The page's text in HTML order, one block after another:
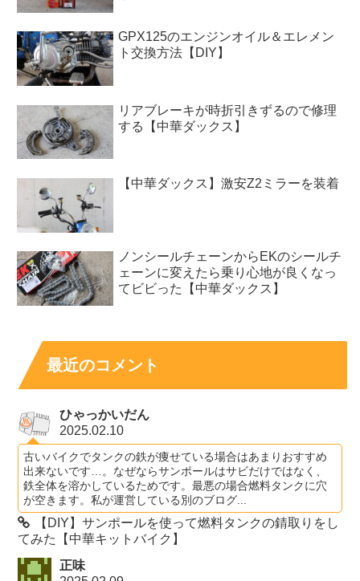
GPX125のエンジンオイル＆エレメン
ト交換方法【DIY】
リアブレーキが時折引きずるので修理
する【中華ダックス】
【中華ダックス】激安Z2ミラーを装着
ノンシールチェーンからEKのシールチ
ェーンに変えたら乗り心地が良くなっ
てビビった【中華ダックス】
最近のコメント
ひゃっかいだん
2025.02.10
古いバイクでタンクの鉄が痩せている場合はあまりおすすめ
出来ないです…。なぜならサンポールはサビだけではなく、
鉄全体を溶かしているためです。最悪の場合燃料タンクに穴
が空きます。私が運営している別のブログ...
【DIY】サンポールを使って燃料タンクの錆取りをし
てみた【中華キットバイク】
正味